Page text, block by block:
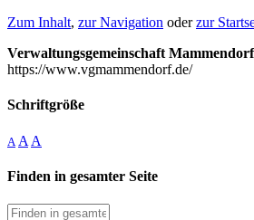
Zum Inhalt, zur Navigation oderzur
Verwaltungsgemeinschaft Mammendorf
https://www.vgmammendorf.de/
Schriftgröße
A A A
Finden in gesamter Seite